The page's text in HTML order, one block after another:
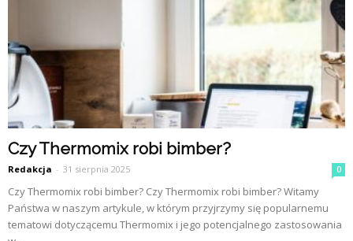
Czy Thermomix robi bimber?
Redakcja - 31 sierpnia 2025 0
Czy Thermomix robi bimber? Czy Thermomix robi bimber? Witamy
Państwa w naszym artykule, w którym przyjrzymy się popularnemu
tematowi dotyczącemu Thermomix i jego potencjalnego zastosowania